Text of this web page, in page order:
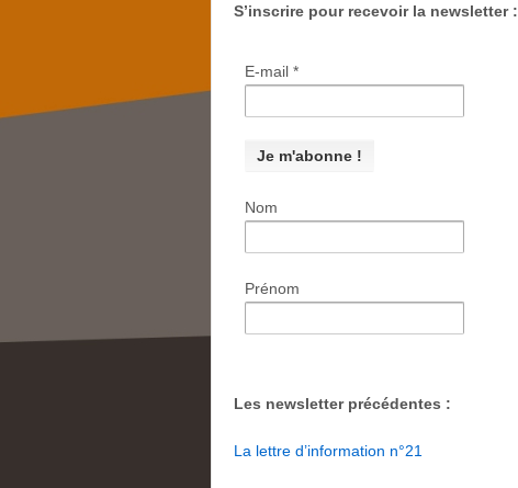
S’inscrire pour recevoir la newsletter :
E-mail *
Nom
Prénom
Les newsletter précédentes :
La lettre d’information n°21